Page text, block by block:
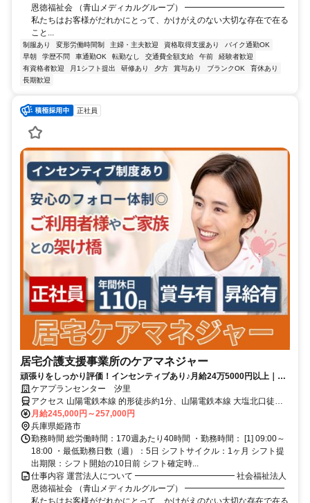
恩徳福祉会 （青山メディカルグループ） ━━━━━━━━━━━━
私たちはお客様がだれかにとって、かけがえのない大切な存在で在る
こと...
制服あり 変形労働時間制 主婦・主夫歓迎 資格取得支援あり
バイク通勤OK
早朝
学歴不問 車通勤OK 転勤なし 交通費全額支給 午前
経験者歓迎
有資格者歓迎
月1シフト提出 研修あり 夕方 賞与あり ブランクOK
育休あり
長期歓迎
正社員
居宅介護支援事業所のケアマネジャー
頑張りをしっかり評価！インセンティブあり♪月給24万5000円以上｜車
通勤OK｜経験が少なくても安心
ケアプランセンター 汐里
アクセス 山陽電鉄本線 的形徒歩約1分、山陽電鉄本線 大塩北口徒歩
約19分、山陽電鉄本線 八家徒歩約28分 【勤務地最寄駅】山陽電鉄本
線「的形」駅より徒歩5分
月給245,000円～257,000円
兵庫県姫路市
勤務時間 総労働時間：170週あたり40時間 ・勤務時間： [1] 09:00～
18:00 ・最低勤務日数（週）：5日 シフトサイクル：1ヶ月 シフト提
出期限：シフト開始の10日前 シフト確定時...
仕事内容 運営法人について ━━━━━━━━━━━━ 社会福祉法人
恩徳福祉会 （青山メディカルグループ） ━━━━━━━━━━━━
私たちはお客様がだれかにとって、かけがえのない大切な存在で在る